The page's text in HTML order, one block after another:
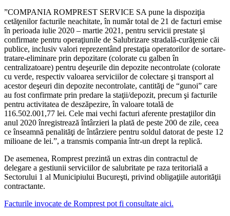
”COMPANIA ROMPREST SERVICE SA pune la dispoziţia
cetăţenilor facturile neachitate, în număr total de 21 de facturi emise
în perioada iulie 2020 – martie 2021, pentru servicii prestate şi
confirmate pentru operaţiunile de Salubrizare stradală-curăţenie căi
publice, inclusiv valori reprezentând prestaţia operatorilor de sortare-
tratare-eliminare prin depozitare (colorate cu galben în
centralizatoare) pentru deşeurile din depozite necontrolate (colorate
cu verde, respectiv valoarea serviciilor de colectare şi transport al
acestor deşeuri din depozite necontrolate, cantităţi de “gunoi” care
au fost confirmate prin predare la staţii/depozit, precum şi facturile
pentru activitatea de deszăpezire, în valoare totală de
116.502.001,77 lei. Cele mai vechi facturi aferente prestaţiilor din
anul 2020 înregistrează întârzieri la plată de peste 200 de zile, ceea
ce înseamnă penalităţi de întârziere pentru soldul datorat de peste 12
milioane de lei.”, a transmis compania într-un drept la replică.
De asemenea, Romprest prezintă un extras din contractul de
delegare a gestiunii serviciilor de salubritate pe raza teritorială a
Sectorului 1 al Municipiului Bucureşti, privind obligaţiile autorităţii
contractante.
Facturile invocate de Romprest pot fi consultate aici.